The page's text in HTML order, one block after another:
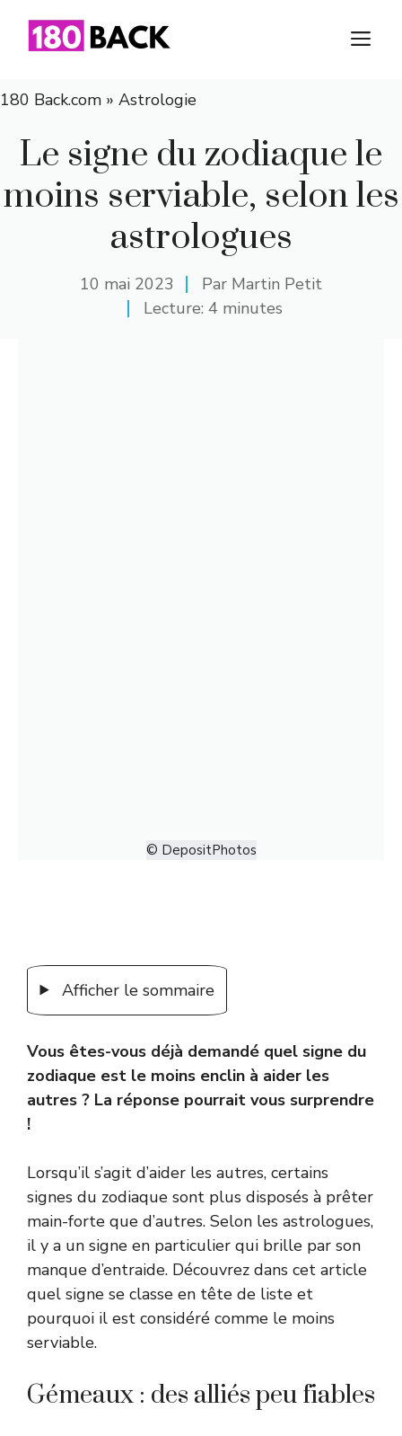
180 Back.com » Astrologie
Le signe du zodiaque le
moins serviable, selon les
astrologues
10 mai 2023 Par Martin Petit
Lecture: 4 minutes
© DepositPhotos
Afficher le sommaire
Vous êtes-vous déjà demandé quel signe du
zodiaque est le moins enclin à aider les
autres ? La réponse pourrait vous surprendre
!
Lorsqu’il s’agit d’aider les autres, certains
signes du zodiaque sont plus disposés à prêter
main-forte que d’autres. Selon les astrologues,
il y a un signe en particulier qui brille par son
manque d’entraide. Découvrez dans cet article
quel signe se classe en tête de liste et
pourquoi il est considéré comme le moins
serviable.
Gémeaux : des alliés peu fiables